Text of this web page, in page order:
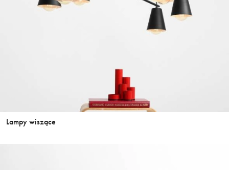
Lampy wiszące